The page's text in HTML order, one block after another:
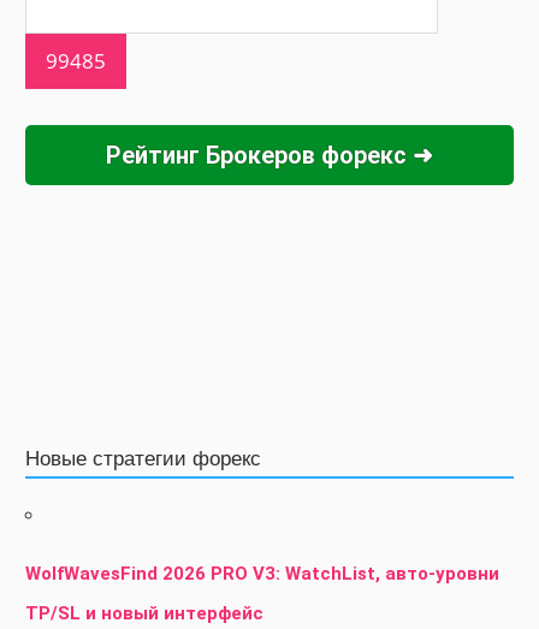
Рейтинг Брокеров форекс ➜
Новые стратегии форекс
WolfWavesFind 2026 PRO V3: WatchList, авто-уровни
TP/SL и новый интерфейс